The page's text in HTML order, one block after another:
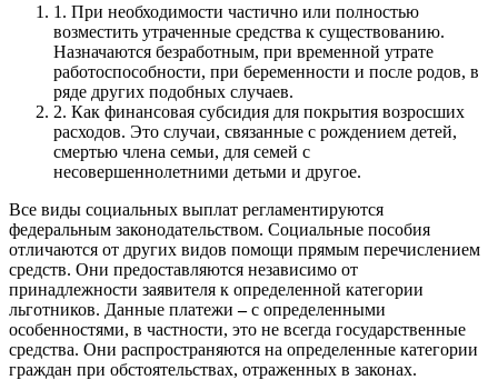
1. При необходимости частично или полностью
возместить утраченные средства к существованию.
Назначаются безработным, при временной утрате
работоспособности, при беременности и после родов, в
ряде других подобных случаев.
2. Как финансовая субсидия для покрытия возросших
расходов. Это случаи, связанные с рождением детей,
смертью члена семьи, для семей с
несовершеннолетними детьми и другое.
Все виды социальных выплат регламентируются
федеральным законодательством. Социальные пособия
отличаются от других видов помощи прямым перечислением
средств. Они предоставляются независимо от
принадлежности заявителя к определенной категории
льготников. Данные платежи–с определенными
особенностями, в частности, это не всегда государственные
средства. Они распространяются на определенные категории
граждан при обстоятельствах, отраженных в законах.